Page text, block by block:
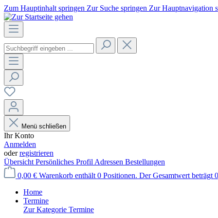
Zum Hauptinhalt springen Zur Suche springen Zur Hauptnavigation
Menü schließen
Ihr Konto
Anmelden
oderregistrieren
Übersicht Persönliches Profil Adressen Bestellungen
0,00 € Warenkorb enthält 0 Positionen. Der Gesamtwert beträgt
Home
Termine
Zur Kategorie Termine